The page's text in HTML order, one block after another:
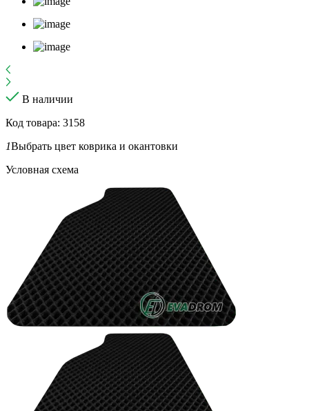
В наличии
Код товара: 3158
1Выбрать цвет коврика и окантовки
Условная схема